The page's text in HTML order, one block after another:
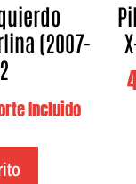
(2007-
Incluido